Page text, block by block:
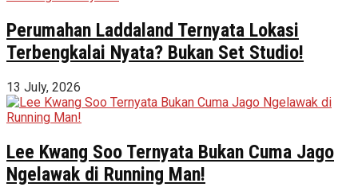
Perumahan Laddaland Ternyata Lokasi
Terbengkalai Nyata? Bukan Set Studio!
13 July, 2026
Lee Kwang Soo Ternyata Bukan Cuma Jago
Ngelawak di Running Man!